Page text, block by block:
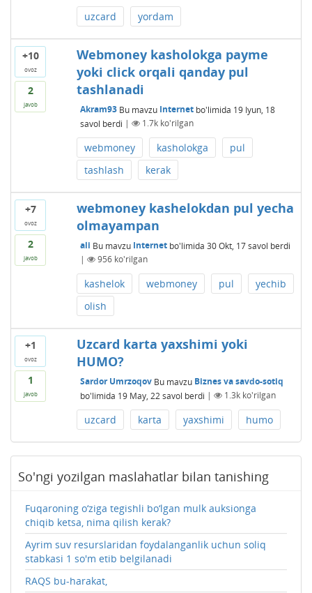
uzcard yordam
+10
ovoz
2
javob
Webmoney kasholokga payme
yoki click orqali qanday pul
tashlanadi
Akram93 Bu mavzu Internetbo'limida 19 Iyun, 18
savol berdi | 1.7kko'rilgan
webmoney kasholokga
pul
tashlash
kerak
+7
ovoz
2
javob
webmoney kashelokdan pul yecha
olmayampan
ali Bu mavzu Internetbo'limida 30 Okt, 17 savol berdi
|
956ko'rilgan
kashelok webmoney pul
yechib
olish
+1
ovoz
1
javob
Uzcard karta yaxshimi yoki
HUMO?
Sardor Umrzoqov Bu mavzu Biznes va savdo-sotiq
bo'limida 19 May, 22 savol berdi | 1.3kko'rilgan
uzcard karta yaxshimi humo
So'ngi yozilgan maslahatlar bilan tanishing
Fuqaroning o‘ziga tegishli bo‘lgan mulk auksionga
chiqib ketsa, nima qilish kerak?
Ayrim suv resurslaridan foydalanganlik uchun soliq
stabkasi 1 so'm etib belgilanadi
RAQS bu-harakat,